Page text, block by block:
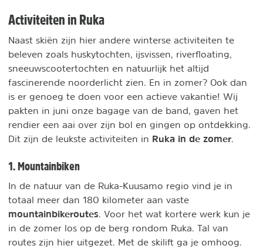
Activiteiten in Ruka
Naast skiën zijn hier andere winterse activiteiten te
beleven zoals huskytochten, ijsvissen, riverfloating,
sneeuwscootertochten en natuurlijk het altijd
fascinerende noorderlicht zien. En in zomer? Ook dan
is er genoeg te doen voor een actieve vakantie! Wij
pakten in juni onze bagage van de band, gaven het
rendier een aai over zijn bol en gingen op ontdekking.
Dit zijn de leukste activiteiten in Ruka in de zomer
1. Mountainbiken
In de natuur van de Ruka-Kuusamo regio vind je in
totaal meer dan 180 kilometer aan vaste
mountainbikeroutes . Voor het wat kortere werk kun je
in de zomer los op de berg rondom Ruka. Tal van
routes zijn hier uitgezet. Met de skilift ga je omhoog.